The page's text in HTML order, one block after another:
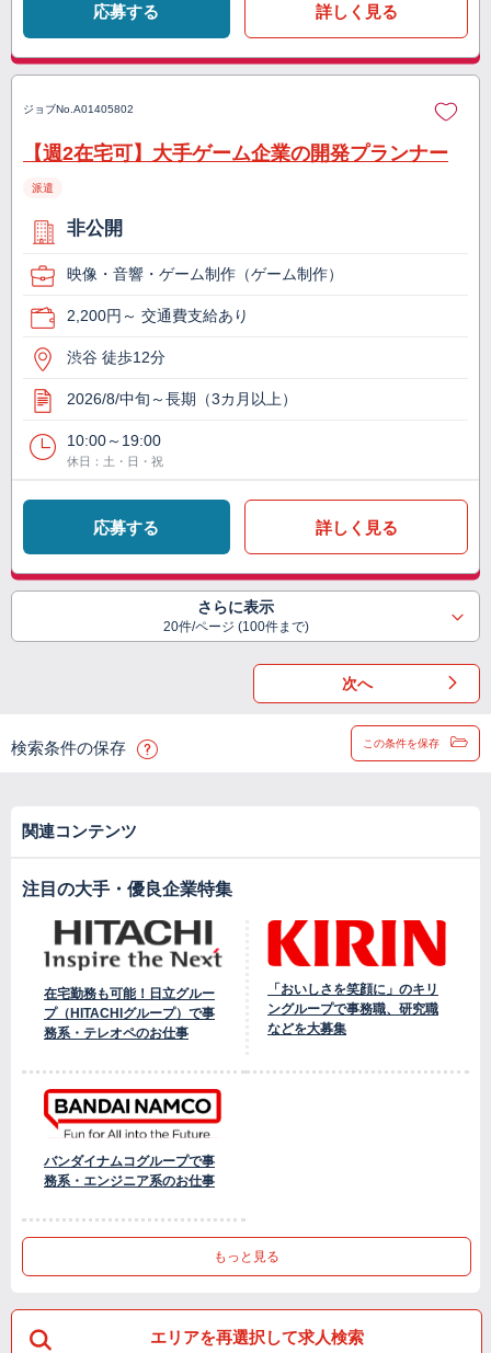
応募する 詳しく見る
ジョブNo. A01405802
【週2在宅可】大手ゲーム企業の開発プランナー
派遣
非公開
映像・音響・ゲーム制作（ゲーム制作）
2,200円～ 交通費支給あり
渋谷 徒歩12分
2026/8/中旬～長期（3カ月以上）
10:00～19:00
休日：土・日・祝
応募する 詳しく見る
さらに表示
20件/ページ (100件まで)
次へ
検索条件の保存 この条件を保存
関連コンテンツ
注目の大手・優良企業特集
在宅勤務も可能！日立グルー
プ（HITACHIグループ）で事
務系・テレオペのお仕事
「おいしさを笑顔に」のキリ
ングループで事務職、研究職
などを大募集
バンダイナムコグループで事
務系・エンジニア系のお仕事
もっと見る
エリアを再選択して求人検索